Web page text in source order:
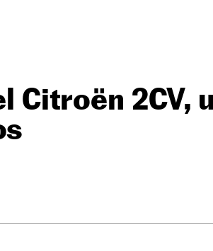
Citroën 2CV,